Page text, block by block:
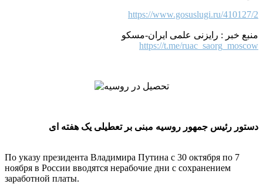
https://www.gosuslugi.ru/410127/2
منبع خبر : رایزنی علمی ایران-مسکو
https://t.me/ruac_saorg_moscow
دستور رئیس جمهور روسیه مبنی بر تعطیلی یک هفته ای
По указу президента Владимира Путина с 30 октября по 7
ноября в России вводятся нерабочие дни с сохранением
заработной платы.